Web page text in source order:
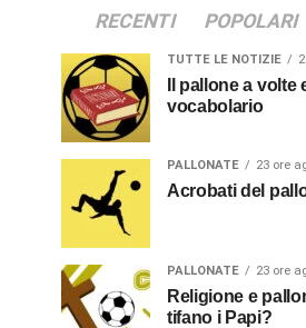
RECENTI POPOLARI
TUTTE LE NOTIZIE
Il pallone a volte
vocabolario
PALLONATE 23 ore
Acrobati del
PALLONATE 23 ore
Religione e
tifano i Papi?